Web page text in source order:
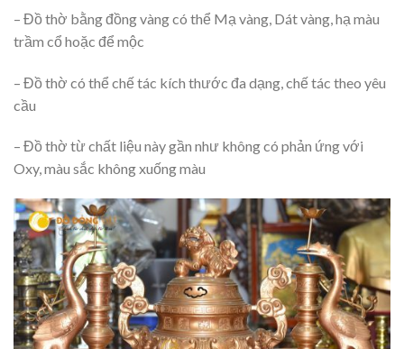
– Đồ thờ bằng đồng vàng có thể Mạ vàng, Dát vàng, hạ màu
trầm cổ hoặc để mộc
– Đồ thờ có thể chế tác kích thước đa dạng, chế tác theo yêu
cầu
– Đồ thờ từ chất liệu này gần như không có phản ứng với
Oxy, màu sắc không xuống màu